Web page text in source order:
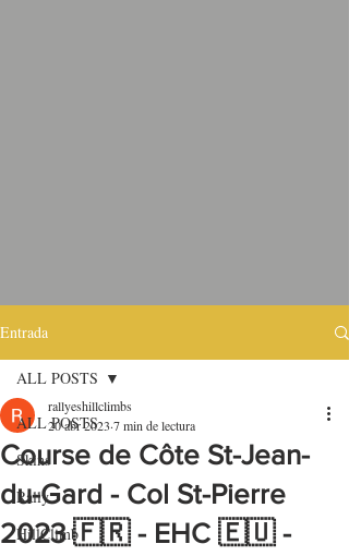
Entrada
ALL POSTS
Skins
Rally
HillClimb
ALL POSTS
Course de Côte St-Jean-
du-Gard - Col St-Pierre
2023 🇫🇷 - EHC 🇪🇺 -
rallyeshillclimbs
20 abr 2023 7 min de lectura